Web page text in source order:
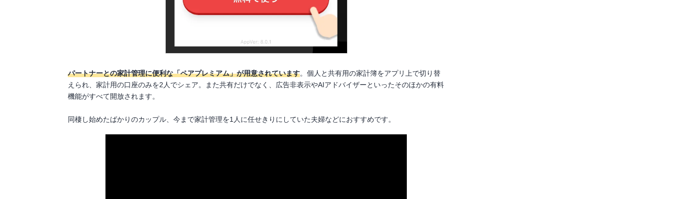
パートナーとの家計管理に便利な「ペアプレミアム」が用意されています。個人と共有用の家計簿をアプリ上で切り替
えられ、家計用の口座のみを2人でシェア。また共有だけでなく、広告非表示やAIアドバイザーといったそのほかの有料
機能がすべて開放されます。
同棲し始めたばかりのカップル、今まで家計管理を1人に任せきりにしていた夫婦などにおすすめです。